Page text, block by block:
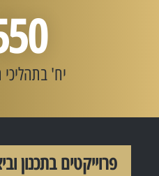
יח' בתהליכי
פרוייקטים בתכנון